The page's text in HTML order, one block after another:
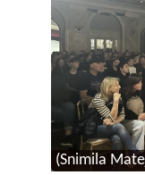
(Snimila